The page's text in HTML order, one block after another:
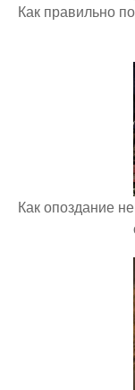
Как правильно
Как опоздание